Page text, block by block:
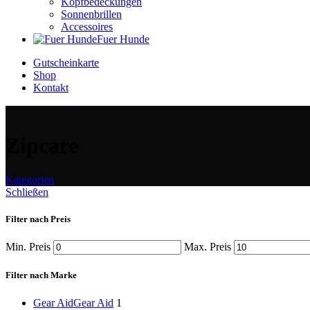
Sonnenbrillen
Accessoires
Fuer Hunde
Gutscheinkarte
Shop
Kontakt
Kategorien
Schließen
Filter nach Preis
Min. Preis Max. Preis
Filter nach Marke
Gear AidGear Aid 1